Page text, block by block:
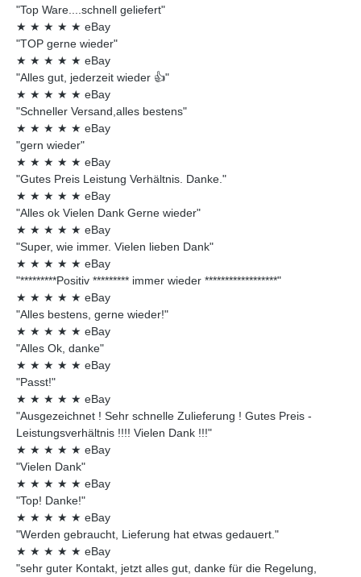
"Top Ware....schnell geliefert"
★ ★ ★ ★ ★ eBay
"TOP gerne wieder"
★ ★ ★ ★ ★ eBay
"Alles gut, jederzeit wieder 👍"
★ ★ ★ ★ ★ eBay
"Schneller Versand,alles bestens"
★ ★ ★ ★ ★ eBay
"gern wieder"
★ ★ ★ ★ ★ eBay
"Gutes Preis Leistung Verhältnis. Danke."
★ ★ ★ ★ ★ eBay
"Alles ok Vielen Dank Gerne wieder"
★ ★ ★ ★ ★ eBay
"Super, wie immer. Vielen lieben Dank"
★ ★ ★ ★ ★ eBay
"*********Positiv ********* immer wieder ******************"
★ ★ ★ ★ ★ eBay
"Alles bestens, gerne wieder!"
★ ★ ★ ★ ★ eBay
"Alles Ok, danke"
★ ★ ★ ★ ★ eBay
"Passt!"
★ ★ ★ ★ ★ eBay
"Ausgezeichnet ! Sehr schnelle Zulieferung ! Gutes Preis -
Leistungsverhältnis !!!! Vielen Dank !!!"
★ ★ ★ ★ ★ eBay
"Vielen Dank"
★ ★ ★ ★ ★ eBay
"Top! Danke!"
★ ★ ★ ★ ★ eBay
"Werden gebraucht, Lieferung hat etwas gedauert."
★ ★ ★ ★ ★ eBay
"sehr guter Kontakt, jetzt alles gut, danke für die Regelung,